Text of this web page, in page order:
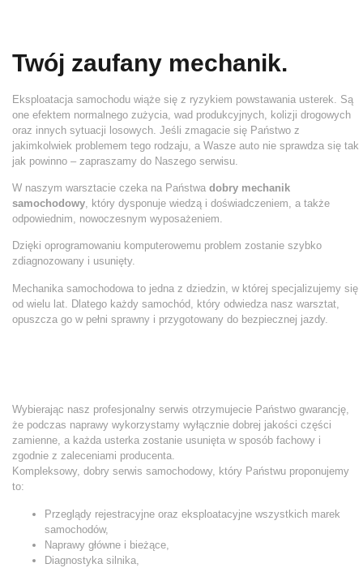
Twój zaufany mechanik.
Eksploatacja samochodu wiąże się z ryzykiem powstawania usterek. Są
one efektem normalnego zużycia, wad produkcyjnych, kolizji drogowych
oraz innych sytuacji losowych. Jeśli zmagacie się Państwo z
jakimkolwiek problemem tego rodzaju, a Wasze auto nie sprawdza się tak
jak powinno – zapraszamy do Naszego serwisu.
W naszym warsztacie czeka na Państwa dobry mechanik
samochodowy , który dysponuje wiedzą i doświadczeniem, a także
odpowiednim, nowoczesnym wyposażeniem.
Dzięki oprogramowaniu komputerowemu problem zostanie szybko
zdiagnozowany i usunięty.
Mechanika samochodowa to jedna z dziedzin, w której specjalizujemy się
od wielu lat. Dlatego każdy samochód, który odwiedza nasz warsztat,
opuszcza go w pełni sprawny i przygotowany do bezpiecznej jazdy.
Wybierając nasz profesjonalny serwis otrzymujecie Państwo gwarancję,
że podczas naprawy wykorzystamy wyłącznie dobrej jakości części
zamienne, a każda usterka zostanie usunięta w sposób fachowy i
zgodnie z zaleceniami producenta.
Kompleksowy, dobry serwis samochodowy, który Państwu proponujemy
to:
Przeglądy rejestracyjne oraz eksploatacyjne wszystkich marek
samochodów,
Naprawy główne i bieżące,
Diagnostyka silnika,